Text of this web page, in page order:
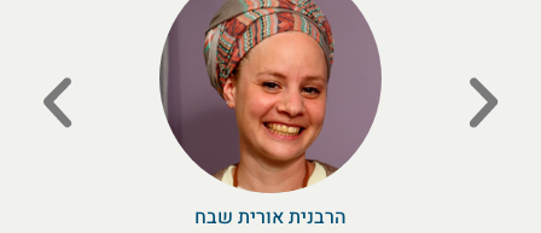
הרבנית אורית שבח